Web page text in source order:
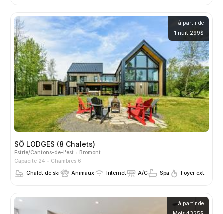
à partir de
1 nuit 299$
SÔ LODGES (8 Chalets)
Estrie/Cantons-de-l'est
Bromont
Capacité 24
Chambres 6
Chalet de ski
Animaux Internet A/C Spa Foyer ext.
à partir de